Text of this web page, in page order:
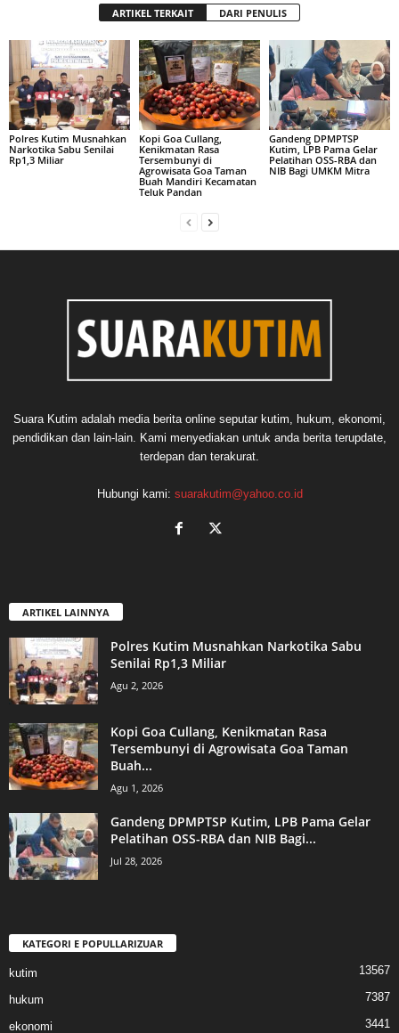
ARTIKEL TERKAIT DARI PENULIS
Polres Kutim Musnahkan
Narkotika Sabu Senilai
Rp1,3 Miliar
Kopi Goa Cullang,
Kenikmatan Rasa
Tersembunyi di
Agrowisata Goa Taman
Buah Mandiri Kecamatan
Teluk Pandan
Gandeng DPMPTSP
Kutim, LPB Pama Gelar
Pelatihan OSS-RBA dan
NIB Bagi UMKM Mitra
Suara Kutim adalah media berita online seputar kutim, hukum, ekonomi,
pendidikan dan lain-lain. Kami menyediakan untuk anda berita terupdate,
terdepan dan terakurat.
Hubungi kami: suarakutim@yahoo.co.id
ARTIKEL LAINNYA
Polres Kutim Musnahkan Narkotika Sabu
Senilai Rp1,3 Miliar
Agu 2, 2026
Kopi Goa Cullang, Kenikmatan Rasa
Tersembunyi di Agrowisata Goa Taman
Buah...
Agu 1, 2026
Gandeng DPMPTSP Kutim, LPB Pama Gelar
Pelatihan OSS-RBA dan NIB Bagi...
Jul 28, 2026
KATEGORI E POPULLARIZUAR
kutim 13567
hukum 7387
ekonomi 3441